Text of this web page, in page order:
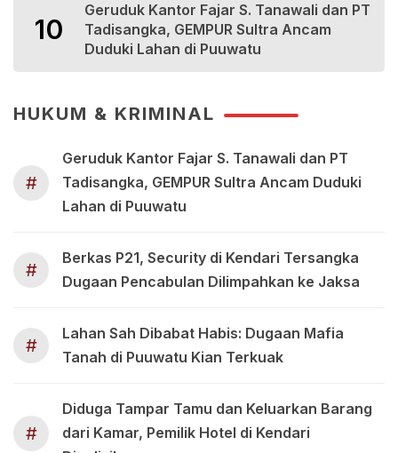
10
Geruduk Kantor Fajar S. Tanawali dan PT
Tadisangka, GEMPUR Sultra Ancam
Duduki Lahan di Puuwatu
HUKUM & KRIMINAL
#
Geruduk Kantor Fajar S. Tanawali dan PT
Tadisangka, GEMPUR Sultra Ancam Duduki
Lahan di Puuwatu
#
Berkas P21, Security di Kendari Tersangka
Dugaan Pencabulan Dilimpahkan ke Jaksa
#
Lahan Sah Dibabat Habis: Dugaan Mafia
Tanah di Puuwatu Kian Terkuak
#
Diduga Tampar Tamu dan Keluarkan Barang
dari Kamar, Pemilik Hotel di Kendari